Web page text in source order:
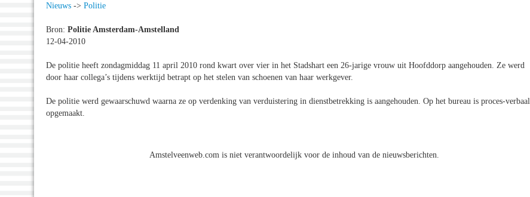
Nieuws -> Politie
Bron: Politie Amsterdam-Amstelland
12-04-2010
De politie heeft zondagmiddag 11 april 2010 rond kwart over vier in het Stadshart een 26-jarige vrouw uit Hoofddorp aangehouden. Ze werd
door haar collega’s tijdens werktijd betrapt op het stelen van schoenen van haar werkgever.
De politie werd gewaarschuwd waarna ze op verdenking van verduistering in dienstbetrekking is aangehouden. Op het bureau is proces-verbaal
opgemaakt.
Amstelveenweb.com is niet verantwoordelijk voor de inhoud van de nieuwsberichten.